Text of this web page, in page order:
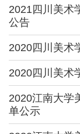
2021四川美术
公告
2020四川美术
2020四川美术
2020江南大学
单公示